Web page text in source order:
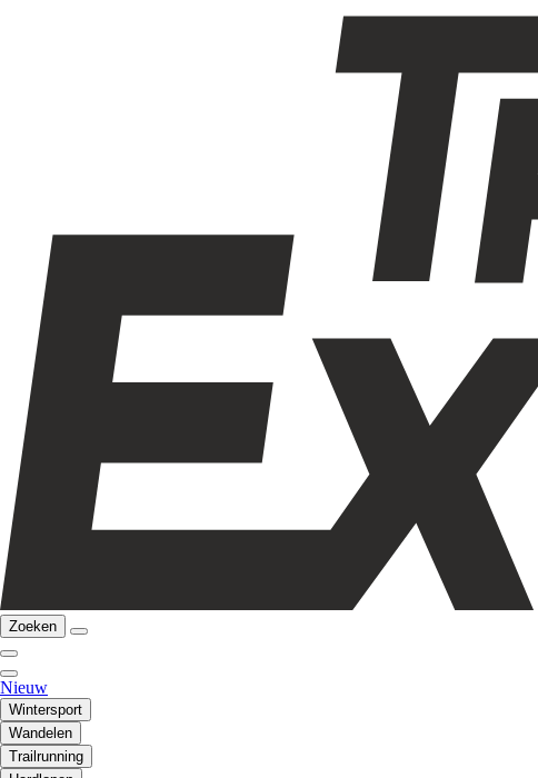
Zoeken
Nieuw
Wintersport
Wandelen
Trailrunning